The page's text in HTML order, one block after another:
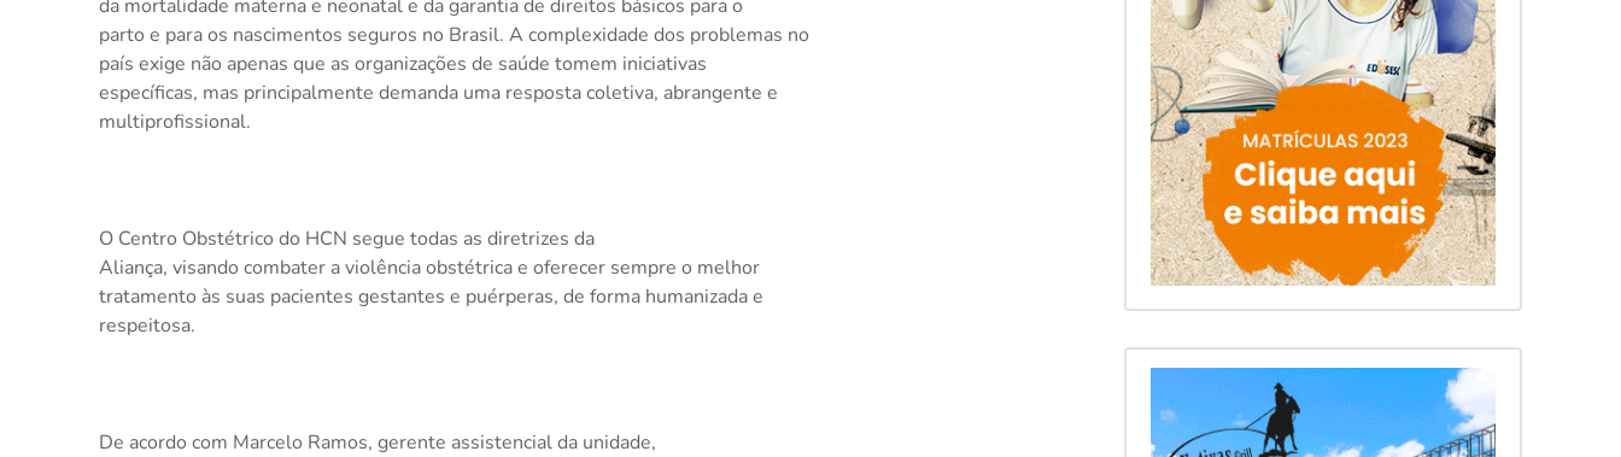
da mortalidade materna e neonatal e da garantia de direitos básicos para o
parto e para os nascimentos seguros no Brasil. A complexidade dos problemas no
país exige não apenas que as organizações de saúde tomem iniciativas
específicas, mas principalmente demanda uma resposta coletiva, abrangente e
multiprofissional.
O Centro Obstétrico do HCN segue todas as diretrizes da
Aliança, visando combater a violência obstétrica e oferecer sempre o melhor
tratamento às suas pacientes gestantes e puérperas, de forma humanizada e
respeitosa.
De acordo com Marcelo Ramos, gerente assistencial da unidade,